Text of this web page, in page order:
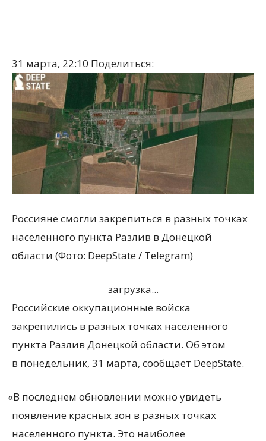
31 марта, 22:10 Поделиться:
Россияне смогли закрепиться в разных точках
населенного пункта Разлив в Донецкой
области (Фото: DeepState / Telegram)
загрузка...
Российские оккупационные войска
закрепились в разных точках населенного
пункта Разлив Донецкой области. Об этом
в понедельник, 31 марта, сообщает DeepState.
«В последнем обновлении можно увидеть
появление красных зон в разных точках
населенного пункта. Это наиболее